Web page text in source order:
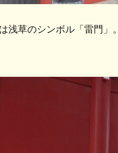
浅草のシンボル「雷門」。